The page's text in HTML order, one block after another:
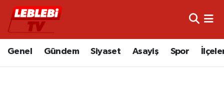
Genel Gündem Siyaset Asayiş Spor
Hava Durumu